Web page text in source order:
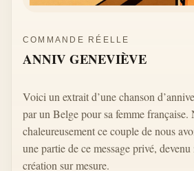
COMMANDE RÉELLE
ANNIV GENEVIÈVE
Voici un extrait d’une chanson
par un Belge pour sa femme française.
chaleureusement ce couple de nous
une partie de ce message privé,
création sur mesure.